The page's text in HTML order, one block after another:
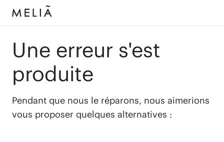
Une erreur s'est
produite
Pendant que nous le réparons, nous aimerions
vous proposer quelques alternatives :